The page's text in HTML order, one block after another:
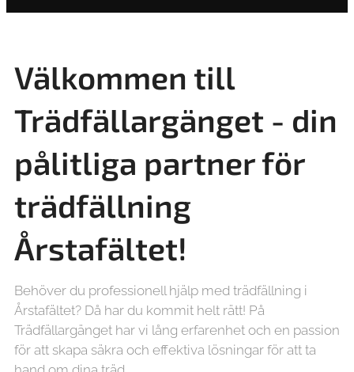
Välkommen till
Trädfällargänget - din
pålitliga partner för
trädfällning
Årstafältet!
Behöver du professionell hjälp med trädfällning i
Årstafältet? Då har du kommit helt rätt! På
Trädfällargänget har vi lång erfarenhet och en passion
för att skapa säkra och effektiva lösningar för att ta